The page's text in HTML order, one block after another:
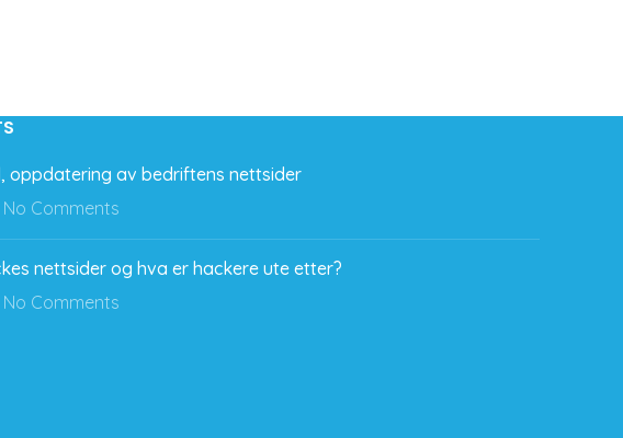
oppdatering av bedriftens nettsider
No Comments
nettsider og hva er hackere ute etter?
No Comments